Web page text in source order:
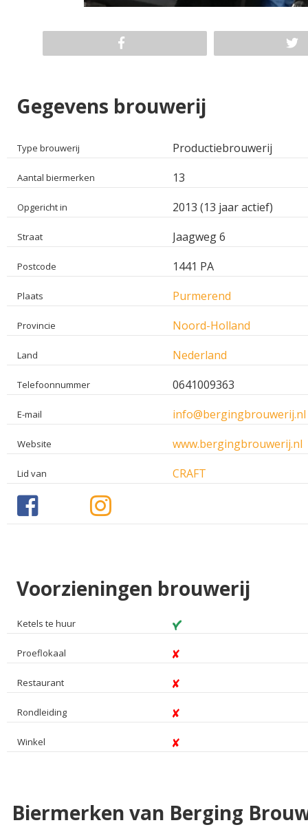
Gegevens brouwerij
Type brouwerij Productiebrouwerij
Aantal biermerken 13
Opgericht in 2013 (13 jaar actief)
Straat Jaagweg 6
Postcode 1441 PA
Plaats Purmerend
Provincie Noord-Holland
Land Nederland
Telefoonnummer 0641009363
E-mail info@bergingbrouwerij.nl
Website www.bergingbrouwerij.nl
Lid van CRAFT
Voorzieningen brouwerij
Ketels te huur
Proeflokaal
Restaurant
Rondleiding
Winkel
Biermerken van Berging